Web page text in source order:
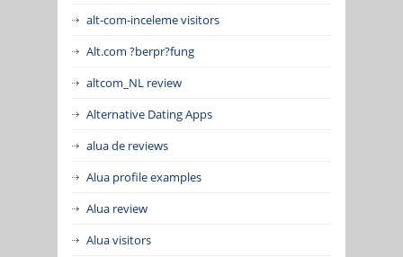
alt-com-inceleme visitors
Alt.com ?berpr?fung
altcom_NL review
Alternative Dating Apps
alua de reviews
Alua profile examples
Alua review
Alua visitors